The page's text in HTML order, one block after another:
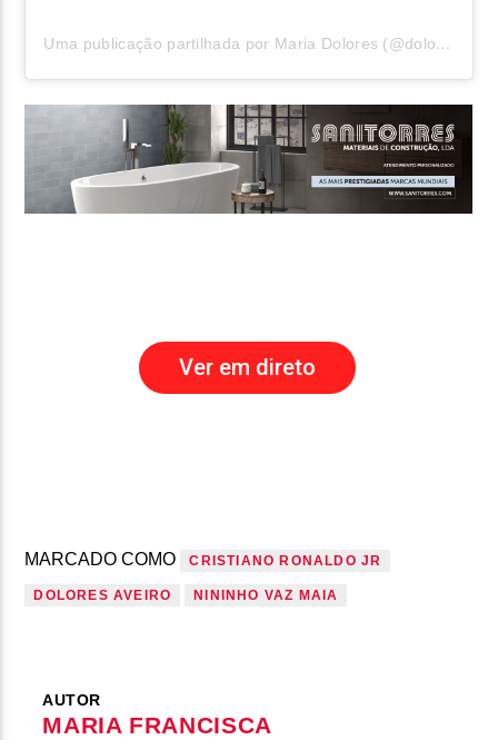
Uma publicação partilhada por Maria Dolores (@doloresaveiroofficial)
Ver em direto
MARCADO COMO CRISTIANO RONALDO JR
DOLORES AVEIRO NININHO VAZ MAIA
AUTOR
MARIA FRANCISCA